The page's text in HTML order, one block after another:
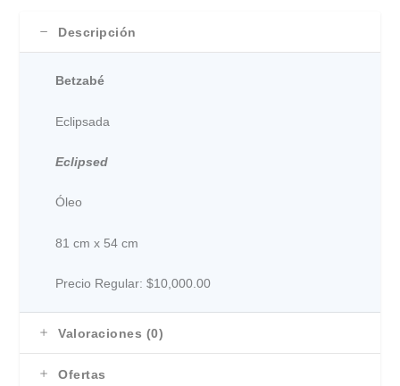
Descripción
Betzabé
Eclipsada
Eclipsed
Óleo
81 cm x 54 cm
Precio Regular: $10,000.00
Valoraciones (0)
Ofertas